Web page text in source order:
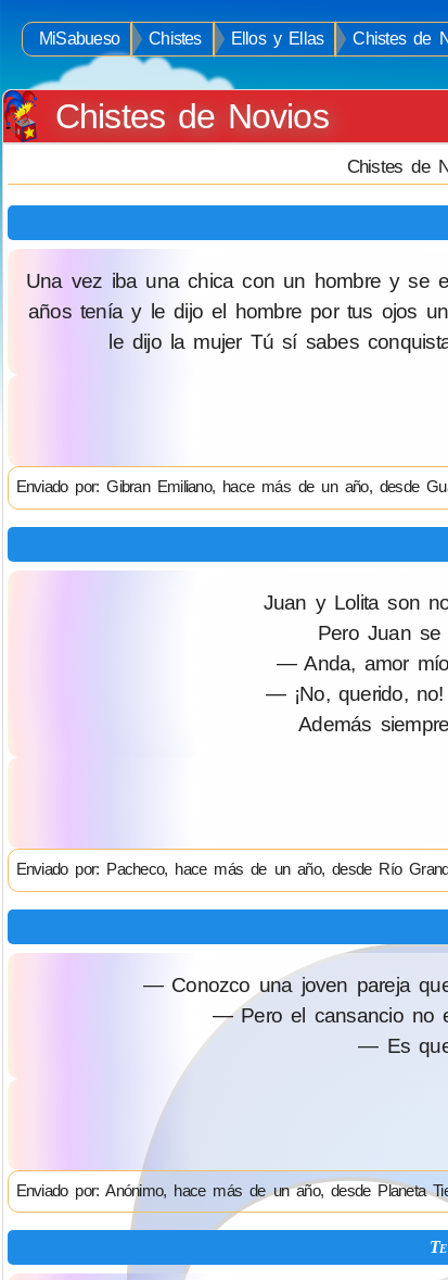
MiSabueso Chistes Ellos y Ellas
Chistes de
Chistes de Novios
Chistes de
Una vez iba una chica con un hombre y se
años tenía y le dijo el hombre por tus ojos
le dijo la mujer Tú sí sabes
Enviado por: Gibran Emiliano, hace más de un año, desde
Juan y Lolita son
Pero Juan se
— Anda, amor
— ¡No, querido,
Además
Enviado por: Pacheco, hace más de un año, desde Río
— Conozco una joven pareja
— Pero el cansancio no
— Es
Enviado por: Anónimo, hace más de un año, desde Planeta